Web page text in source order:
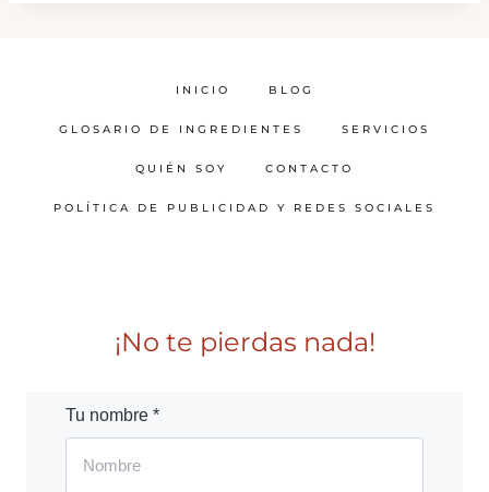
INICIO BLOG
GLOSARIO DE INGREDIENTES SERVICIOS
QUIÉN SOY CONTACTO
POLÍTICA DE PUBLICIDAD Y REDES SOCIALES
¡No te pierdas nada!
Tu nombre *